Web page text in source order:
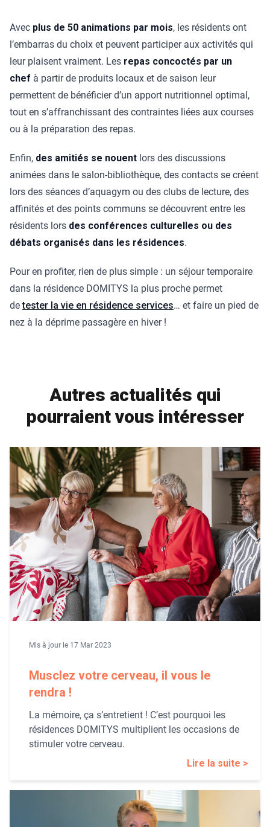
Avec plus de 50 animations par mois, les résidents ont
l’embarras du choix et peuvent participer aux activités qui
leur plaisent vraiment. Les repas concoctés par un
chef à partir de produits locaux et de saison leur
permettent de bénéficier d’un apport nutritionnel optimal,
tout en s’affranchissant des contraintes liées aux courses
ou à la préparation des repas.
Enfin, des amitiés se nouent lors des discussions
animées dans le salon-bibliothèque, des contacts se créent
lors des séances d’aquagym ou des clubs de lecture, des
affinités et des points communs se découvrent entre les
résidents lors des conférences culturelles ou des
débats organisés dans les résidences.
Pour en profiter, rien de plus simple : un séjour temporaire
dans la résidence DOMITYS la plus proche permet
detester la vie en résidence services… et faire un pied de
nez à la déprime passagère en hiver !
Autres actualités qui
pourraient vous intéresser
Mis à jour le 17 Mar 2023
Musclez votre cerveau, il vous le
rendra !
La mémoire, ça s’entretient ! C’est pourquoi les
résidences DOMITYS multiplient les occasions de
stimuler votre cerveau.
Lire la suite >